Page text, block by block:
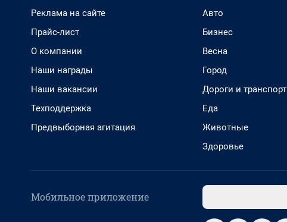
Реклама на сайте
Прайс-лист
О компании
Наши награды
Наши вакансии
Техподдержка
Предвыборная агитация
Авто
Бизнес
Весна
Город
Дороги и транспорт
Еда
Животные
Здоровье
Мобильное приложение